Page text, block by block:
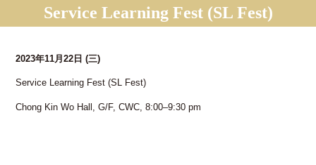
Service Learning Fest (SL Fest)
2023年11月22日(三)
Service Learning Fest (SL Fest)
Chong Kin Wo Hall, G/F, CWC, 8:00–9:30 pm